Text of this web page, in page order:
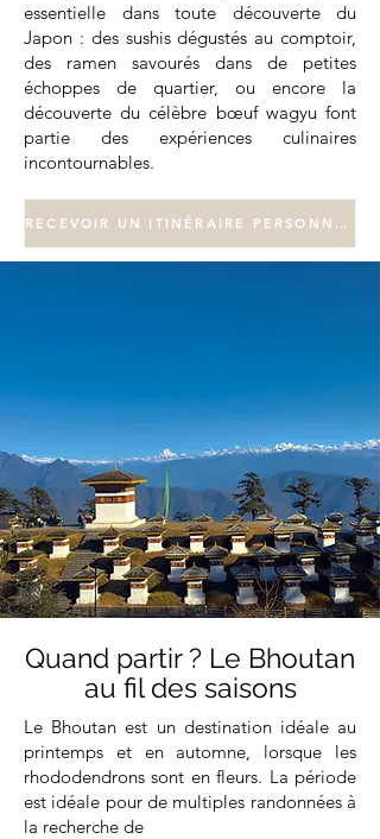
essentielle dans toute découverte du
Japon : des sushis dégustés au comptoir,
des ramen savourés dans de petites
échoppes de quartier, ou encore la
découverte du célèbre bœuf wagyu font
partie des expériences culinaires
incontournables.
RECEVOIR UN ITINÉRAIRE PERSONNALISÉ
Quand partir ? Le Bhoutan
au fil des saisons
Le Bhoutan est un destination idéale au
printemps et en automne, lorsque les
rhododendrons sont en fleurs. La période
est idéale pour de multiples randonnées à
la recherche de